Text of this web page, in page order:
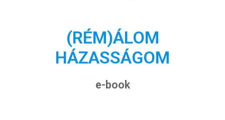
(RÉM)ÁLOM
HÁZASSÁGOM
e-book